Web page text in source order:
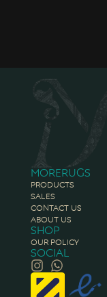
Morerugs
Products
Sales
Contact Us
About Us
Shop
Our Policy
Social